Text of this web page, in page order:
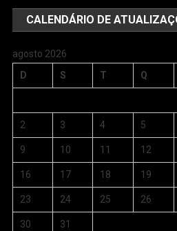
CALENDÁRIO DE
agosto 2026
D
S T Q
2 3 4 5
9 10 11 12
16 17 18 19
23 24 25 26
30 31